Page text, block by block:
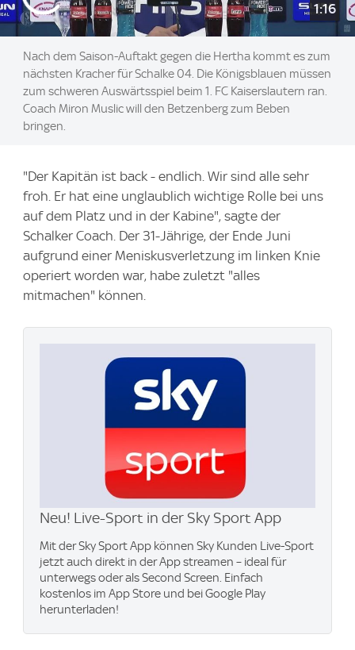
1:16
Nach dem Saison-Auftakt gegen die Hertha kommt es zum
nächsten Kracher für Schalke 04. Die Königsblauen müssen
zum schweren Auswärtsspiel beim 1. FC Kaiserslautern ran.
Coach Miron Muslic will den Betzenberg zum Beben
bringen.
"Der Kapitän ist back - endlich. Wir sind alle sehr
froh. Er hat eine unglaublich wichtige Rolle bei uns
auf dem Platz und in der Kabine", sagte der
Schalker Coach. Der 31-Jährige, der Ende Juni
aufgrund einer Meniskusverletzung im linken Knie
operiert worden war, habe zuletzt "alles
mitmachen" können.
Neu! Live-Sport in der Sky Sport App
Mit der Sky Sport App können Sky Kunden Live-Sport
jetzt auch direkt in der App streamen – ideal für
unterwegs oder als Second Screen. Einfach
kostenlos im App Store und bei Google Play
herunterladen!